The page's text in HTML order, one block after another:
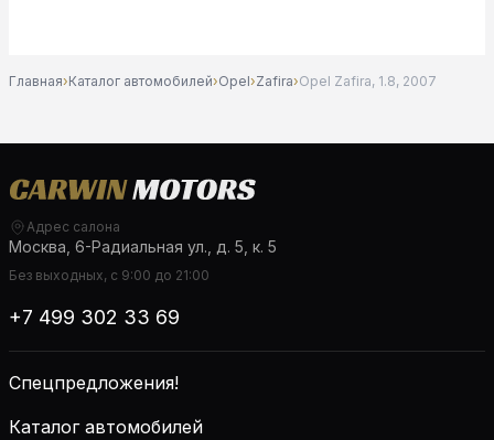
Главная›Каталог автомобилей›Opel›Zafira›Opel Zafira, 1.8, 2007
Адрес салона
Москва, 6-Радиальная ул., д. 5, к. 5
Без выходных, с 9:00 до 21:00
+7 499 302 33 69
Спецпредложения!
Каталог автомобилей